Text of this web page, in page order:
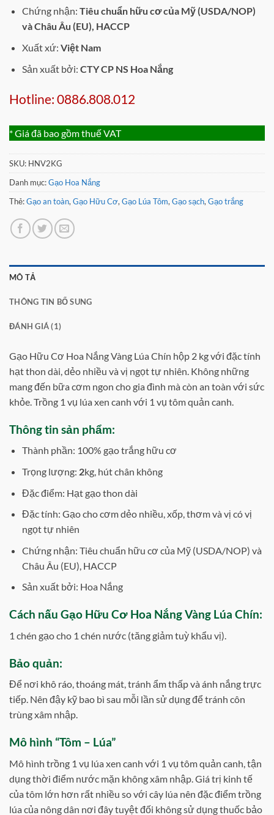
Chứng nhận: Tiêu chuẩn hữu cơ của Mỹ (USDA/NOP)
và Châu Âu (EU), HACCP
Xuất xứ: Việt Nam
Sản xuất bởi: CTY CP NS Hoa Nắng
Hotline: 0886.808.012
* Giá đã bao gồm thuế VAT
SKU: HNV2KG
Danh mục:Gạo Hoa Nắng
Thẻ:Gạo an toàn, Gạo Hữu Cơ, Gạo Lúa Tôm, Gạo sạch, Gạo trắng
MÔ TẢ
THÔNG TIN BỔ SUNG
ĐÁNH GIÁ (1)
Gạo Hữu Cơ Hoa Nắng Vàng Lúa Chín hộp 2 kg với đặc tính
hạt thon dài, dẻo nhiều và vị ngọt tự nhiên. Không những
mang đến bữa cơm ngon cho gia đình mà còn an toàn với sức
khỏe. Trồng 1 vụ lúa xen canh với 1 vụ tôm quản canh.
Thông tin sản phẩm:
Thành phần: 100% gạo trắng hữu cơ
Trọng lượng: 2kg, hút chân không
Đặc điểm: Hạt gạo thon dài
Đặc tính: Gạo cho cơm dẻo nhiều, xốp, thơm và vị có vị
ngọt tự nhiên
Chứng nhận: Tiêu chuẩn hữu cơ của Mỹ (USDA/NOP) và
Châu Âu (EU), HACCP
Sản xuất bởi: Hoa Nắng
Cách nấu Gạo Hữu Cơ Hoa Nắng Vàng Lúa Chín:
1 chén gạo cho 1 chén nước (tăng giảm tuỳ khẩu vị).
Bảo quản:
Để nơi khô ráo, thoáng mát, tránh ẩm thấp và ánh nắng trực
tiếp. Nên đậy kỹ bao bì sau mỗi lần sử dụng để tránh côn
trùng xâm nhập.
Mô hình “Tôm – Lúa”
Mô hình trồng 1 vụ lúa xen canh với 1 vụ tôm quản canh, tận
dụng thời điểm nước mặn không xâm nhập. Giá trị kinh tế
của tôm lớn hơn rất nhiều so với cây lúa nên đặc điểm trồng
lúa của nông dân nơi đây tuyệt đối không sử dụng thuốc bảo